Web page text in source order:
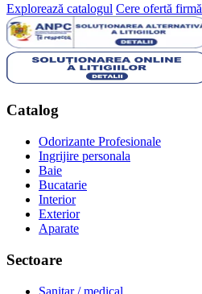
Explorează catalogul Cere ofertă firmă
Catalog
Odorizante Profesionale
Ingrijire personala
Baie
Bucatarie
Interior
Exterior
Aparate
Sectoare
Sanitar / medical